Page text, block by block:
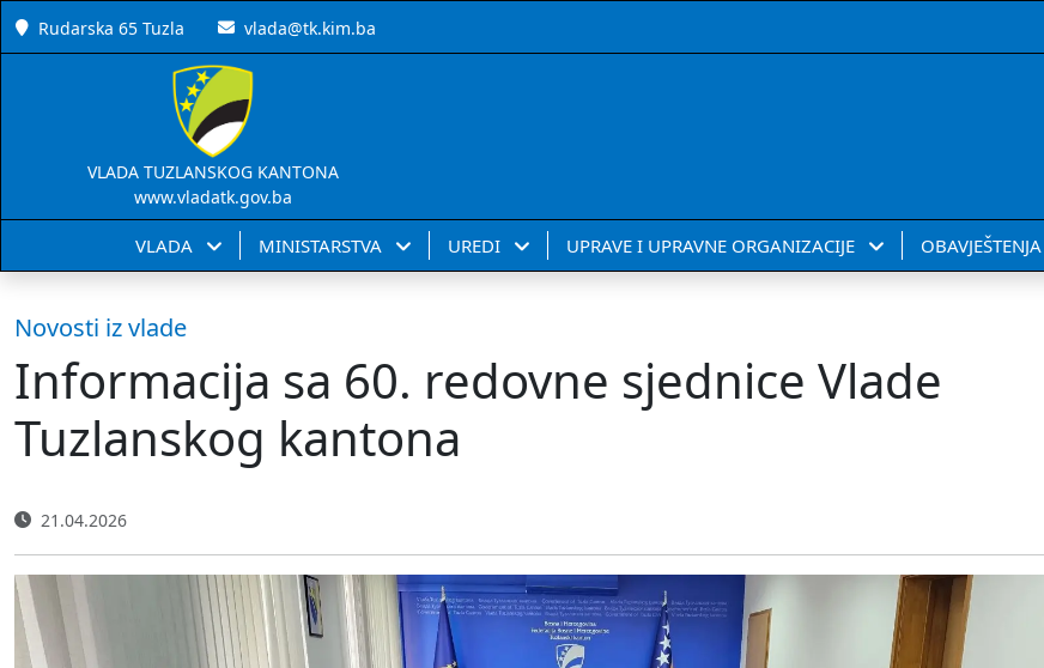
Rudarska 65 Tuzla vlada@tk.kim.ba
VLADA TUZLANSKOG KANTONA
www.vladatk.gov.ba
VLADA MINISTARSTVA UREDI UPRAVE I UPRAVNE ORGANIZACIJE
Novosti iz vlade
Informacija sa 60. redovne sjednice Vlade
Tuzlanskog kantona
21.04.2026